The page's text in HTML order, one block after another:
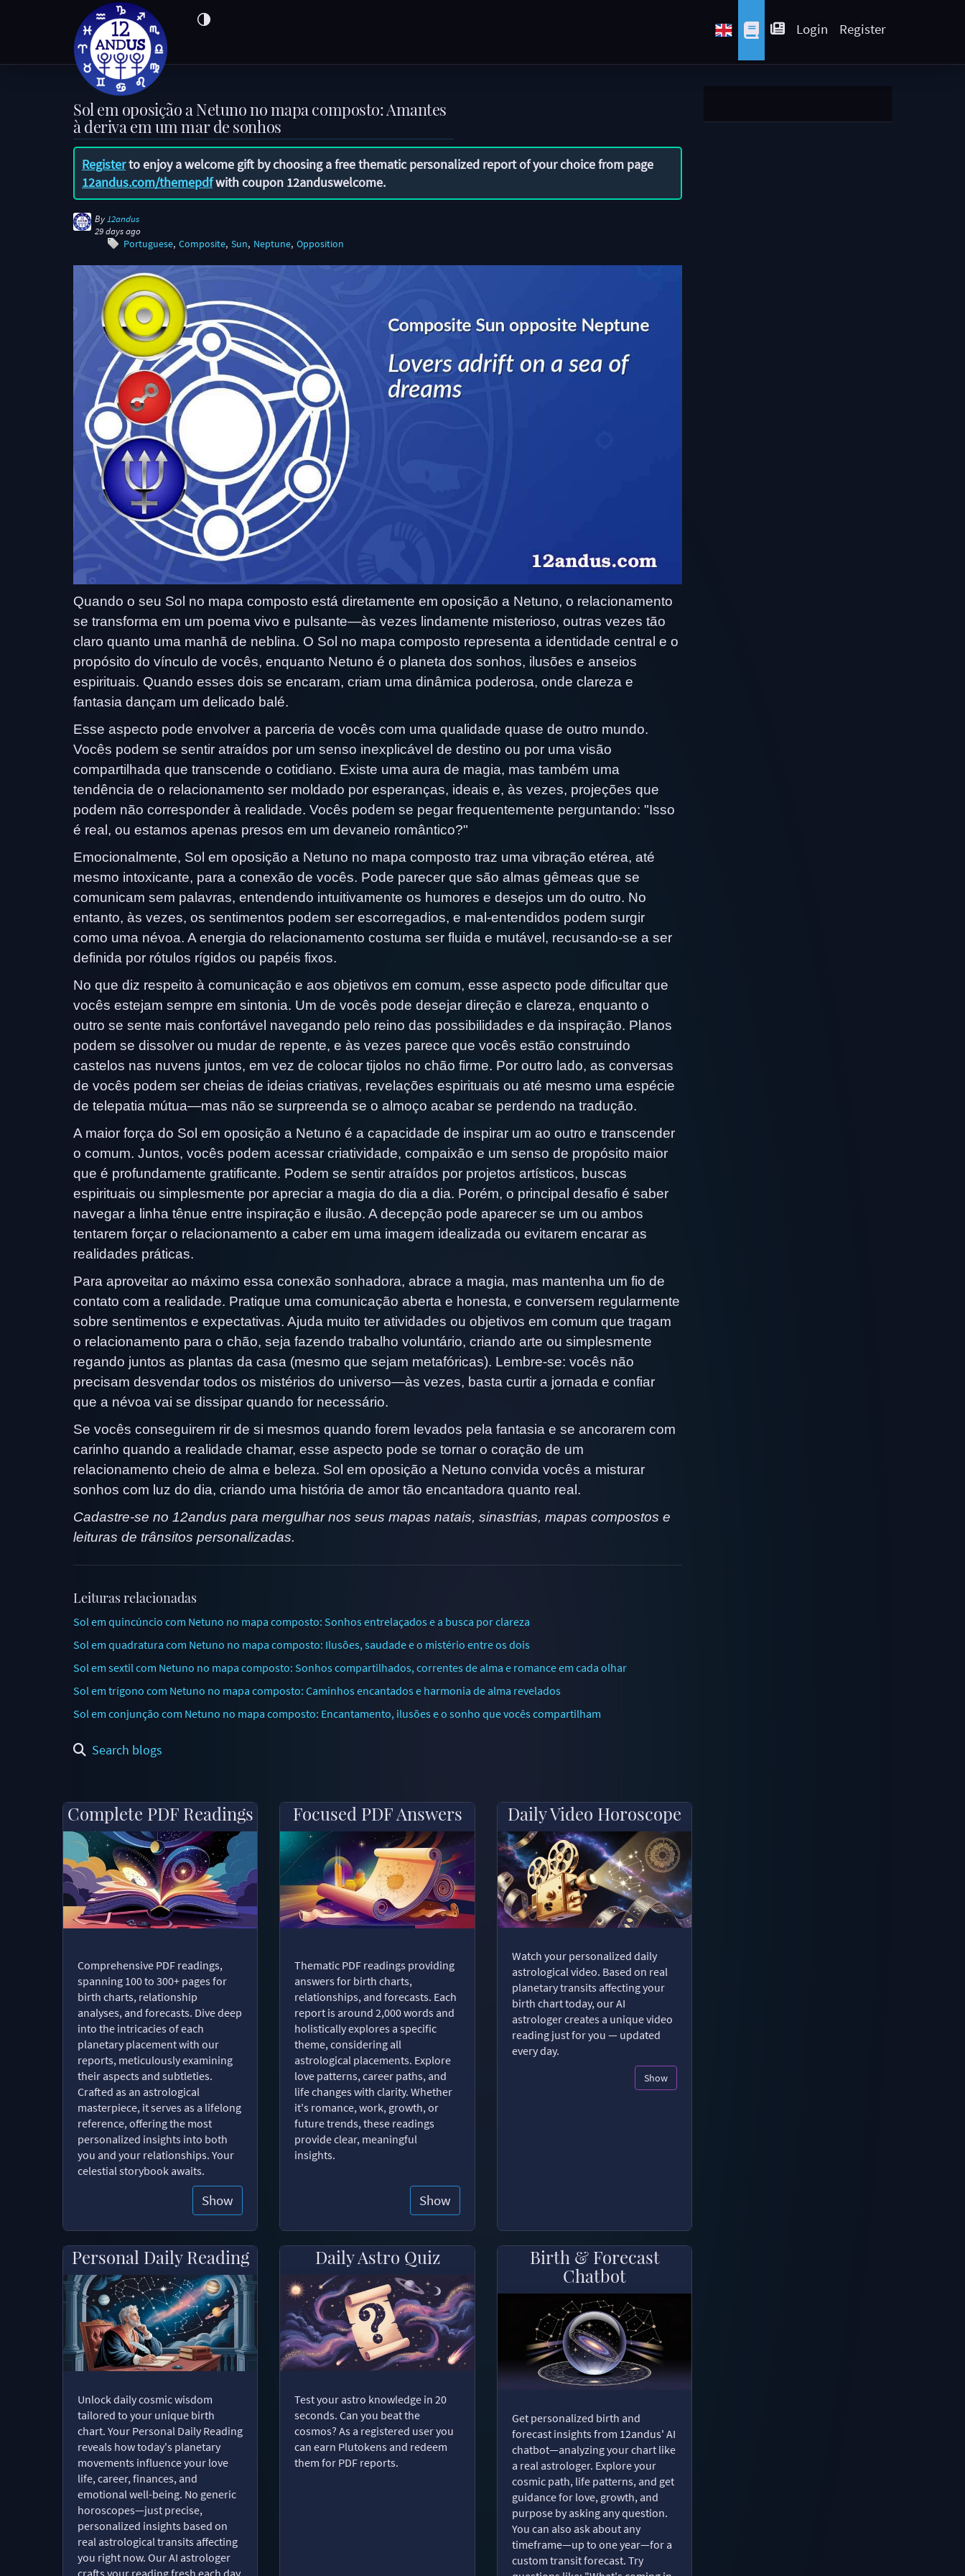
Login Register
Sol em oposição a Netuno no mapa composto: Amantes
à deriva em um mar de sonhos
Registerto enjoy a welcome gift by choosing a free thematic personalized report of your choice from page
12andus.com/themepdfwith coupon 12anduswelcome.
By 12andus
29 days ago
Portuguese Composite Sun Neptune Opposition
Quando o seu Sol no mapa composto está diretamente em oposição a Netuno, o relacionamento
se transforma em um poema vivo e pulsante—às vezes lindamente misterioso, outras vezes tão
claro quanto uma manhã de neblina. O Sol no mapa composto representa a identidade central e o
propósito do vínculo de vocês, enquanto Netuno é o planeta dos sonhos, ilusões e anseios
espirituais. Quando esses dois se encaram, criam uma dinâmica poderosa, onde clareza e
fantasia dançam um delicado balé.
Esse aspecto pode envolver a parceria de vocês com uma qualidade quase de outro mundo.
Vocês podem se sentir atraídos por um senso inexplicável de destino ou por uma visão
compartilhada que transcende o cotidiano. Existe uma aura de magia, mas também uma
tendência de o relacionamento ser moldado por esperanças, ideais e, às vezes, projeções que
podem não corresponder à realidade. Vocês podem se pegar frequentemente perguntando: "Isso
é real, ou estamos apenas presos em um devaneio romântico?"
Emocionalmente, Sol em oposição a Netuno no mapa composto traz uma vibração etérea, até
mesmo intoxicante, para a conexão de vocês. Pode parecer que são almas gêmeas que se
comunicam sem palavras, entendendo intuitivamente os humores e desejos um do outro. No
entanto, às vezes, os sentimentos podem ser escorregadios, e mal-entendidos podem surgir
como uma névoa. A energia do relacionamento costuma ser fluida e mutável, recusando-se a ser
definida por rótulos rígidos ou papéis fixos.
No que diz respeito à comunicação e aos objetivos em comum, esse aspecto pode dificultar que
vocês estejam sempre em sintonia. Um de vocês pode desejar direção e clareza, enquanto o
outro se sente mais confortável navegando pelo reino das possibilidades e da inspiração. Planos
podem se dissolver ou mudar de repente, e às vezes parece que vocês estão construindo
castelos nas nuvens juntos, em vez de colocar tijolos no chão firme. Por outro lado, as conversas
de vocês podem ser cheias de ideias criativas, revelações espirituais ou até mesmo uma espécie
de telepatia mútua—mas não se surpreenda se o almoço acabar se perdendo na tradução.
A maior força do Sol em oposição a Netuno é a capacidade de inspirar um ao outro e transcender
o comum. Juntos, vocês podem acessar criatividade, compaixão e um senso de propósito maior
que é profundamente gratificante. Podem se sentir atraídos por projetos artísticos, buscas
espirituais ou simplesmente por apreciar a magia do dia a dia. Porém, o principal desafio é saber
navegar a linha tênue entre inspiração e ilusão. A decepção pode aparecer se um ou ambos
tentarem forçar o relacionamento a caber em uma imagem idealizada ou evitarem encarar as
realidades práticas.
Para aproveitar ao máximo essa conexão sonhadora, abrace a magia, mas mantenha um fio de
contato com a realidade. Pratique uma comunicação aberta e honesta, e conversem regularmente
sobre sentimentos e expectativas. Ajuda muito ter atividades ou objetivos em comum que tragam
o relacionamento para o chão, seja fazendo trabalho voluntário, criando arte ou simplesmente
regando juntos as plantas da casa (mesmo que sejam metafóricas). Lembre-se: vocês não
precisam desvendar todos os mistérios do universo—às vezes, basta curtir a jornada e confiar
que a névoa vai se dissipar quando for necessário.
Se vocês conseguirem rir de si mesmos quando forem levados pela fantasia e se ancorarem com
carinho quando a realidade chamar, esse aspecto pode se tornar o coração de um
relacionamento cheio de alma e beleza. Sol em oposição a Netuno convida vocês a misturar
sonhos com luz do dia, criando uma história de amor tão encantadora quanto real.
Cadastre-se no 12andus para mergulhar nos seus mapas natais, sinastrias, mapas compostos e
leituras de trânsitos personalizadas.
Leituras relacionadas
Sol em quincúncio com Netuno no mapa composto: Sonhos entrelaçados e a busca por clareza
Sol em quadratura com Netuno no mapa composto: Ilusões, saudade e o mistério entre os dois
Sol em sextil com Netuno no mapa composto: Sonhos compartilhados, correntes de alma e romance em cada olhar
Sol em trígono com Netuno no mapa composto: Caminhos encantados e harmonia de alma revelados
Sol em conjunção com Netuno no mapa composto: Encantamento, ilusões e o sonho que vocês compartilham
Search blogs
Complete PDF Readings
Comprehensive PDF readings,
spanning 100 to 300+ pages for
birth charts, relationship
analyses, and forecasts. Dive deep
into the intricacies of each
planetary placement with our
reports, meticulously examining
their aspects and subtleties.
Crafted as an astrological
masterpiece, it serves as a lifelong
reference, offering the most
personalized insights into both
you and your relationships. Your
celestial storybook awaits.
Show
Focused PDF Answers
Thematic PDF readings providing
answers for birth charts,
relationships, and forecasts. Each
report is around 2,000 words and
holistically explores a specific
theme, considering all
astrological placements. Explore
love patterns, career paths, and
life changes with clarity. Whether
it's romance, work, growth, or
future trends, these readings
provide clear, meaningful
insights.
Show
Daily Video Horoscope
Watch your personalized daily
astrological video. Based on real
planetary transits affecting your
birth chart today, our AI
astrologer creates a unique video
reading just for you — updated
every day.
Show
Personal Daily Reading
Unlock daily cosmic wisdom
tailored to your unique birth
chart. Your Personal Daily Reading
reveals how today's planetary
movements influence your love
life, career, finances, and
emotional well-being. No generic
horoscopes—just precise,
personalized insights based on
real astrological transits affecting
you right now. Our AI astrologer
crafts your reading fresh each day
Daily Astro Quiz
Test your astro knowledge in 20
seconds. Can you beat the
cosmos? As a registered user you
can earn Plutokens and redeem
them for PDF reports.
Birth & Forecast
Chatbot
Get personalized birth and
forecast insights from 12andus' AI
chatbot—analyzing your chart like
a real astrologer. Explore your
cosmic path, life patterns, and get
guidance for love, growth, and
purpose by asking any question.
You can also ask about any
timeframe—up to one year—for a
custom transit forecast. Try